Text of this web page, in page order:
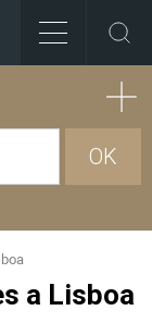
OK
a Lisboa